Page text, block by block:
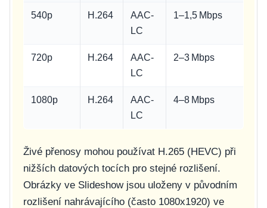
540p H.264
AAC-
LC
1–1,5 Mbps
720p H.264
AAC-
LC
2–3 Mbps
1080p H.264
AAC-
LC
4–8 Mbps
Živé přenosy mohou používat H.265 (HEVC) při
nižších datových tocích pro stejné rozlišení.
Obrázky ve Slideshow jsou uloženy v původním
rozlišení nahrávajícího (často 1080x1920) ve